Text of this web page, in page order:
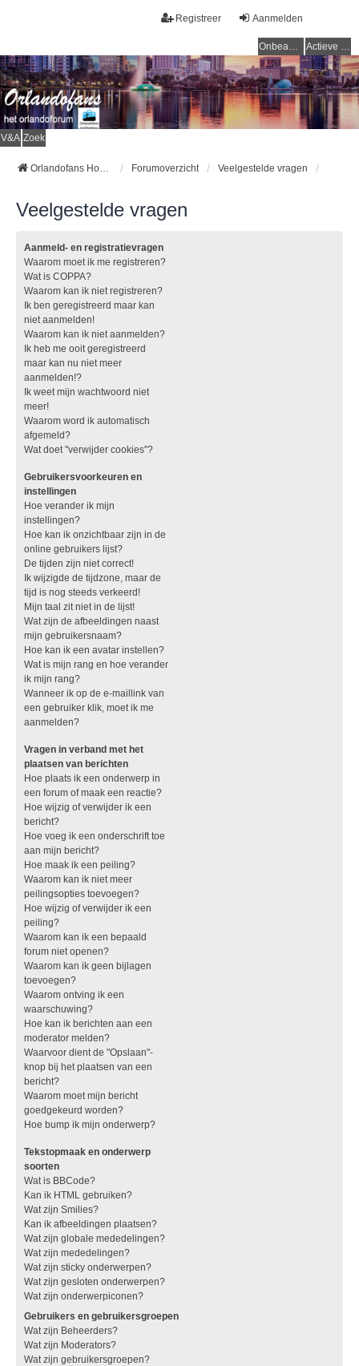
Aanmelden
Registreer
Onbeantwoorde onderwerpen Actieve onderwerpen
V&A Zoek
Orlandofans Homepage Forumoverzicht Veelgestelde vragen
Veelgestelde vragen
Aanmeld- en registratievragen
Waarom moet ik me registreren?
Wat is COPPA?
Waarom kan ik niet registreren?
Ik ben geregistreerd maar kan
niet aanmelden!
Waarom kan ik niet aanmelden?
Ik heb me ooit geregistreerd
maar kan nu niet meer
aanmelden!?
Ik weet mijn wachtwoord niet
meer!
Waarom word ik automatisch
afgemeld?
Wat doet "verwijder cookies"?
Gebruikersvoorkeuren en
instellingen
Hoe verander ik mijn
instellingen?
Hoe kan ik onzichtbaar zijn in de
online gebruikers lijst?
De tijden zijn niet correct!
Ik wijzigde de tijdzone, maar de
tijd is nog steeds verkeerd!
Mijn taal zit niet in de lijst!
Wat zijn de afbeeldingen naast
mijn gebruikersnaam?
Hoe kan ik een avatar instellen?
Wat is mijn rang en hoe verander
ik mijn rang?
Wanneer ik op de e-maillink van
een gebruiker klik, moet ik me
aanmelden?
Vragen in verband met het
plaatsen van berichten
Hoe plaats ik een onderwerp in
een forum of maak een reactie?
Hoe wijzig of verwijder ik een
bericht?
Hoe voeg ik een onderschrift toe
aan mijn bericht?
Hoe maak ik een peiling?
Waarom kan ik niet meer
peilingsopties toevoegen?
Hoe wijzig of verwijder ik een
peiling?
Waarom kan ik een bepaald
forum niet openen?
Waarom kan ik geen bijlagen
toevoegen?
Waarom ontving ik een
waarschuwing?
Hoe kan ik berichten aan een
moderator melden?
Waarvoor dient de "Opslaan"-
knop bij het plaatsen van een
bericht?
Waarom moet mijn bericht
goedgekeurd worden?
Hoe bump ik mijn onderwerp?
Tekstopmaak en onderwerp
soorten
Wat is BBCode?
Kan ik HTML gebruiken?
Wat zijn Smilies?
Kan ik afbeeldingen plaatsen?
Wat zijn globale mededelingen?
Wat zijn mededelingen?
Wat zijn sticky onderwerpen?
Wat zijn gesloten onderwerpen?
Wat zijn onderwerpiconen?
Gebruikers en gebruikersgroepen
Wat zijn Beheerders?
Wat zijn Moderators?
Wat zijn gebruikersgroepen?